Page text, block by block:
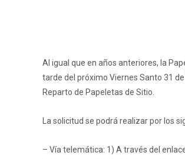
Al igual que en años anteriores, la
tarde del próximo Viernes Santo 31
Reparto de Papeletas de Sitio.
La solicitud se podrá realizar por los
– Vía telemática: 1) A través del